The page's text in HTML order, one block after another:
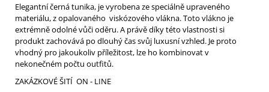
Elegantní černá tunika, je vyrobena ze speciálně upraveného
materiálu, z opalovaného viskózového vlákna. Toto vlákno je
extrémně odolné vůči oděru. A právě díky této vlastnosti si
produkt zachovává po dlouhý čas svůj luxusní vzhled. Je proto
vhodný pro jakoukoliv příležitost, lze ho kombinovat v
nekonečném počtu outfitů.
ZAKÁZKOVÉ ŠITÍ ON - LINE